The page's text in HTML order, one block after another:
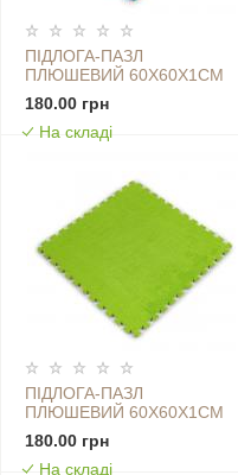
ПІДЛОГА-ПАЗЛ
ПЛЮШЕВИЙ 60Х60Х1СМ
БЛАКИТНИЙ (D) SW-
00002091
180.00 грн
На складі
ПІДЛОГА-ПАЗЛ
ПЛЮШЕВИЙ 60Х60Х1СМ
САЛАТОВИЙ (D) SW-
00002095
180.00 грн
На складі